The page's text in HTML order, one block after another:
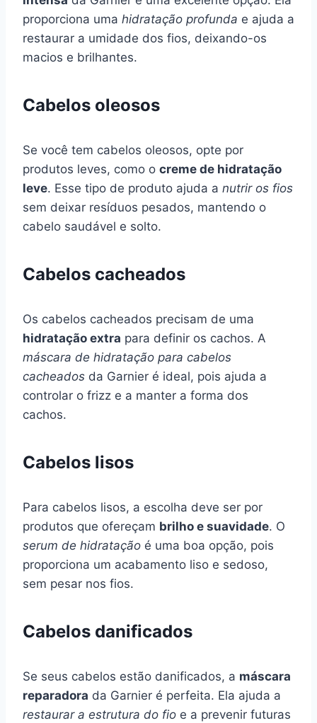
proporciona uma hidratação profunda e ajuda a
restaurar a umidade dos fios, deixando-os
macios e brilhantes.
Cabelos oleosos
Se você tem cabelos oleosos, opte por
produtos leves, como o creme de hidratação
leve. Esse tipo de produto ajuda a nutrir os fios
sem deixar resíduos pesados, mantendo o
cabelo saudável e solto.
Cabelos cacheados
Os cabelos cacheados precisam de uma
hidratação extra para definir os cachos. A
máscara de hidratação para cabelos
cacheados da Garnier é ideal, pois ajuda a
controlar o frizz e a manter a forma dos
cachos.
Cabelos lisos
Para cabelos lisos, a escolha deve ser por
produtos que ofereçam brilho e suavidade. O
serum de hidratação é uma boa opção, pois
proporciona um acabamento liso e sedoso,
sem pesar nos fios.
Cabelos danificados
Se seus cabelos estão danificados, a máscara
reparadora da Garnier é perfeita. Ela ajuda a
restaurar a estrutura do fio e a prevenir futuras